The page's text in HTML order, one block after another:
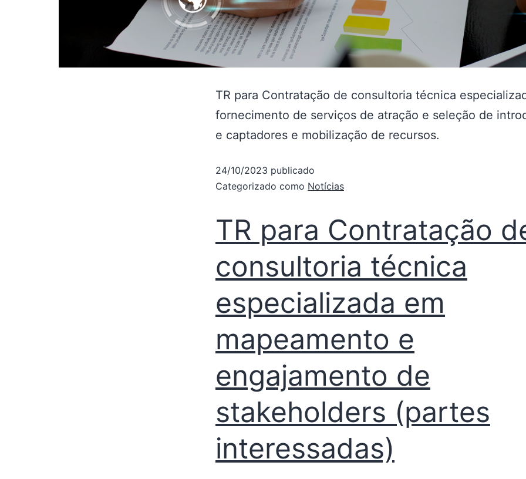
TR para Contratação de consultoria técnica
fornecimento de serviços de atração e seleção de
e captadores e mobilização de recursos.
24/10/2023 publicado
Categorizado como Notícias
TR para Contratação
consultoria técnica
especializada em
mapeamento e
engajamento de
stakeholders (partes
interessadas)